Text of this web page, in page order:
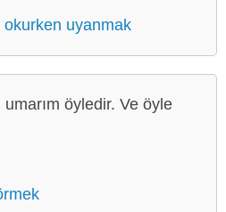
uyanmak
öyledir. Ve öyle